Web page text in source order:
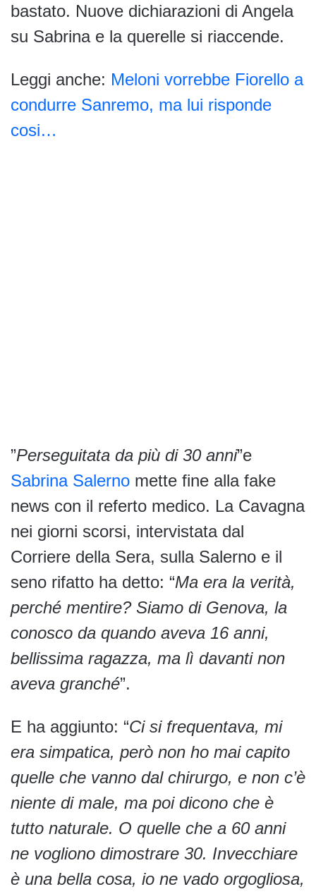
bastato. Nuove dichiarazioni di Angela
su Sabrina e la querelle si riaccende.
Leggi anche: Meloni vorrebbe Fiorello a
condurre Sanremo, ma lui risponde
cosi…
”Perseguitata da più di 30 anni”e
Sabrina Salerno mette fine alla fake
news con il referto medico. La Cavagna
nei giorni scorsi, intervistata dal
Corriere della Sera, sulla Salerno e il
seno rifatto ha detto: “Ma era la verità,
perché mentire? Siamo di Genova, la
conosco da quando aveva 16 anni,
bellissima ragazza, ma lì davanti non
aveva granché”.
E ha aggiunto: “Ci si frequentava, mi
era simpatica, però non ho mai capito
quelle che vanno dal chirurgo, e non c’è
niente di male, ma poi dicono che è
tutto naturale. O quelle che a 60 anni
ne vogliono dimostrare 30. Invecchiare
è una bella cosa, io ne vado orgogliosa,